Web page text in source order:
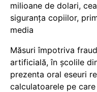
milioane de dolari,
siguranța copiilor,
media
Măsuri împotriva
artificială, în școlile
prezenta oral eseuri
calculatoarele pe